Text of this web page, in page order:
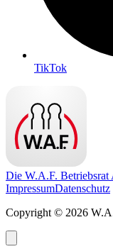
TikTok
Die W.A.F. Betriebsrat
ImpressumDatenschutz
Copyright © 2026